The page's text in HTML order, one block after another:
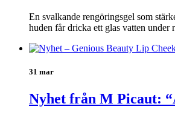
En svalkande rengöringsgel som
huden får dricka ett glas vatten
31 mar
Nyhet från M Picaut: